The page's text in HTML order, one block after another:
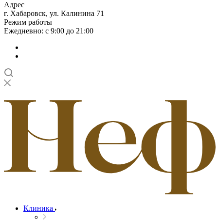
Адрес
г. Хабаровск, ул. Калинина 71
Режим работы
Ежедневно: с 9:00 до 21:00
Клиника